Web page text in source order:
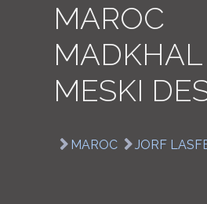
MAROC
MADKHAL
MESKI
MAROC JORF